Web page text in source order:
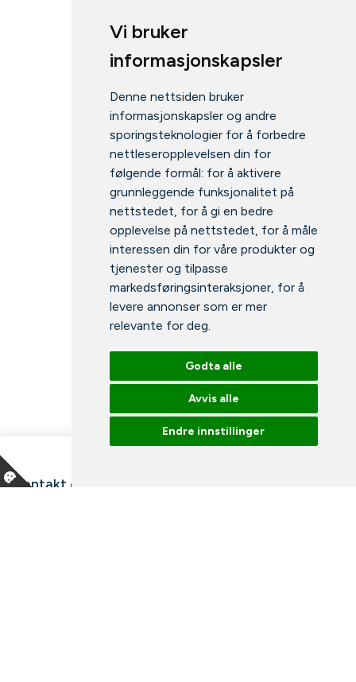
Vi bruker
informasjonskapsler
Denne nettsiden bruker
informasjonskapsler og andre
sporingsteknologier for å forbedre
nettleseropplevelsen din for
følgende formål: for å aktivere
grunnleggende funksjonalitet på
nettstedet, for å gi en bedre
opplevelse på nettstedet, for å måle
interessen din for våre produkter og
tjenester og tilpasse
markedsføringsinteraksjoner, for å
levere annonser som er mer
relevante for deg.
Godta alle
Avvis alle
Endre innstillinger
Kontakt oss